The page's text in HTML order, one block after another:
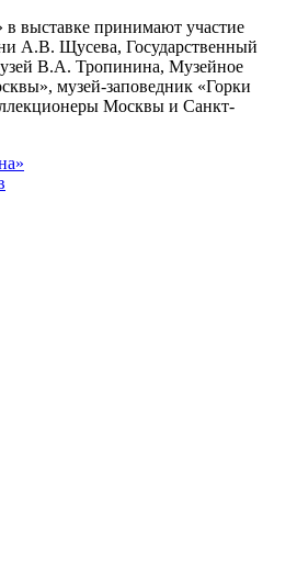
выставке принимают участие
А.В. Щусева, Государственный
В.А. Тропинина, Музейное
музей-заповедник «Горки
Москвы и Санкт-